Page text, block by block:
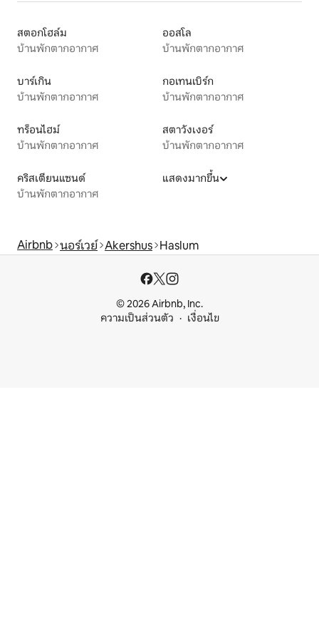
สตอกโฮล์ม
บ้านพักตากอากาศ
ออสโล
บ้านพักตากอากาศ
บาร์เกิน
บ้านพักตากอากาศ
กอเทนเบิร์ก
บ้านพักตากอากาศ
ทร็อนไฮม์
บ้านพักตากอากาศ
สตาวังเงอร์
บ้านพักตากอากาศ
คริสเตียนแซนด์
บ้านพักตากอากาศ
แสดงมากขึ้น
Airbnb นอร์เวย์ Akershus Haslum
© 2026 Airbnb, Inc.
ความเป็นส่วนตัว
เงื่อนไข